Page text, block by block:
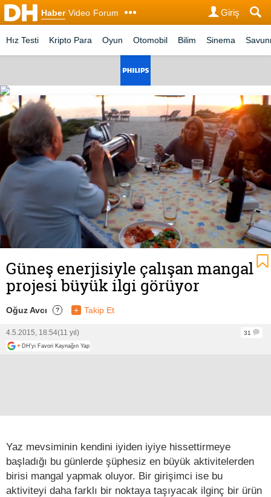
Haber Video Forum Giriş
Hız Testi Kripto Para Oyun Otomobil Bilim Sinema
Güneş enerjisiyle çalışan mangal
projesi büyük ilgi görüyor
Oğuz Avcı ? + Takip Et
4.5.2015, 18:54(11 yıl)
31
+ DH'yi Favori Kaynağın Yap
Yaz mevsiminin kendini iyiden iyiye hissettirmeye
başladığı bu günlerde şüphesiz en büyük aktivitelerden
birisi mangal yapmak oluyor. Bir girişimci ise bu
aktiviteyi daha farklı bir noktaya taşıyacak ilginç bir ürün